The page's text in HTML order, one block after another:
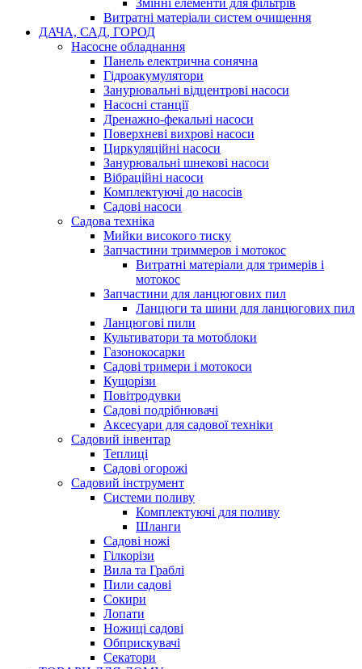
Змінні елементи для фільтрів
Витратні матеріали систем очищення
ДАЧА, САД, ГОРОД
Насосне обладнання
Панель електрична сонячна
Гідроакумулятори
Занурювальні відцентрові насоси
Насосні станції
Дренажно-фекальні насоси
Поверхневі вихрові насоси
Циркуляційні насоси
Занурювальні шнекові насоси
Вібраційні насоси
Комплектуючі до насосів
Cадові насоси
Садова техніка
Мийки високого тиску
Запчастини триммеров і мотокос
Витратні матеріали для тримерів і
мотокос
Запчастини для ланцюгових пил
Ланцюги та шини для ланцюгових пил
Ланцюгові пили
Культиватори та мотоблоки
Газонокосарки
Садові тримери і мотокоси
Кущорізи
Повітродувки
Садові подрібнювачі
Аксесуари для садової техніки
Садовий інвентар
Теплиці
Садові огорожі
Садовий інструмент
Системи поливу
Комплектуючі для поливу
Шланги
Садові ножі
Гілкорізи
Вила та Граблі
Пили садові
Сокири
Лопати
Ножиці садові
Обприскувачі
Секатори